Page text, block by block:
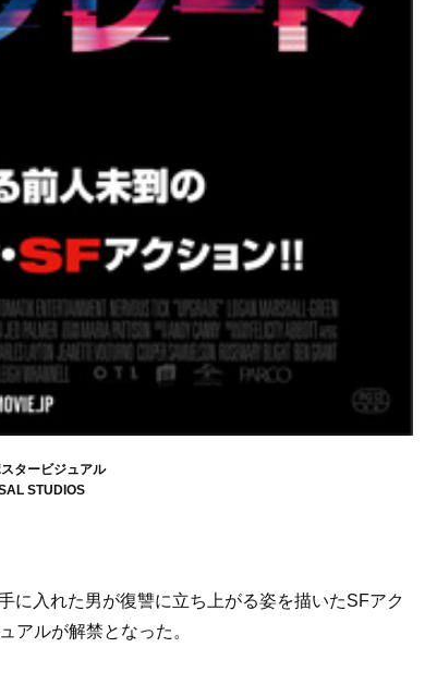
タービジュアル
STUDIOS
に入れた男が復讐に立ち上がる姿を描いたSFアク
アルが解禁となった。